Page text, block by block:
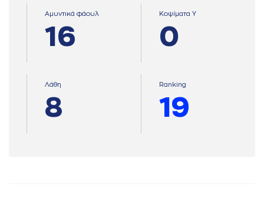
Αμυντικά φάουλ
16
Κοψίματα Υ
0
Λάθη
8
Ranking
19